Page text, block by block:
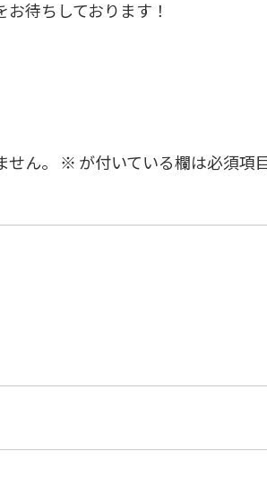
待ちしております！
ん。 ※ が付いている欄は必須項